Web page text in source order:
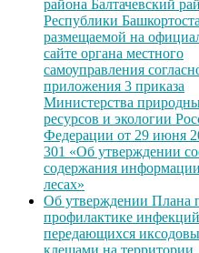
района Балтачевский
Республики
размещаемой на
сайте органа местного
самоуправления
приложения 3 приказа
Министерства
ресурсов и экологии
Федерации от 29 июня
301 «Об утверждении
содержания
лесах»
Об утверждении Плана
профилактике
передающихся